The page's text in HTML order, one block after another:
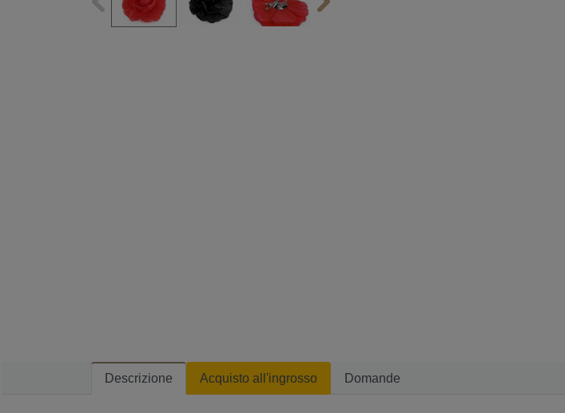
Descrizione Acquisto all'ingrosso Domande